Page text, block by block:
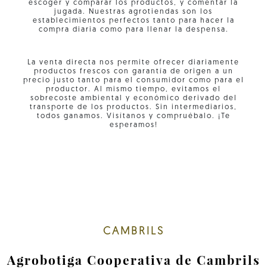
escoger y comparar los productos, y comentar la
jugada. Nuestras agrotiendas son los
establecimientos perfectos tanto para hacer la
compra diaria como para llenar la despensa.
La venta directa nos permite ofrecer diariamente
productos frescos con garantía de origen a un
precio justo tanto para el consumidor como para el
productor. Al mismo tiempo, evitamos el
sobrecoste ambiental y económico derivado del
transporte de los productos. Sin intermediarios,
todos ganamos. Visítanos y compruébalo. ¡Te
esperamos!
CAMBRILS
Agrobotiga Cooperativa de Cambrils